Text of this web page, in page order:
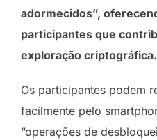
adormecidos”,
participantes que
exploração criptográfica.
Os participantes podem
facilmente pelo
“operações de